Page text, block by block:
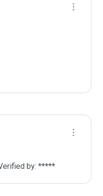
by: *****